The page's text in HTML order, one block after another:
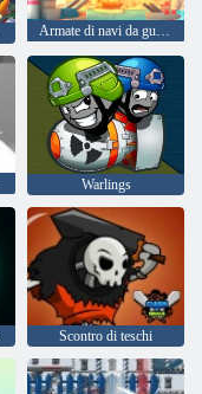
Armate di navi da guerra
Warlings
Scontro di teschi